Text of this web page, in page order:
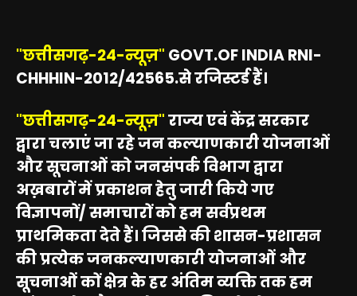
"छत्तीसगढ़-24-न्यूज़" GOVT.OF INDIA RNI-
CHHHIN-2012/42565.से रजिस्टर्ड हैं।
"छत्तीसगढ़-24-न्यूज़"राज्य एवं केंद्र सरकार
द्वारा चलाएं जा रहे जन कल्याणकारी योजनाओं
और सूचनाओं को जनसंपर्क विभाग द्वारा
अख़बारों में प्रकाशन हेतु जारी किये गए
विज्ञापनों/ समाचारों को हम सर्वप्रथम
प्राथमिकता देते हैं। जिससे की शासन-प्रशासन
की प्रत्येक जनकल्याणकारी योजनाओं और
सूचनाओं कों क्षेत्र के हर अंतिम व्यक्ति तक हम